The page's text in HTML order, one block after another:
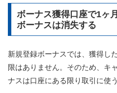
ボーナス獲得口座で1ヶ
ボーナスは消失する
新規登録ボーナスでは、獲得し
限はありません。そのため、キ
ナスは口座にある限り取引に使